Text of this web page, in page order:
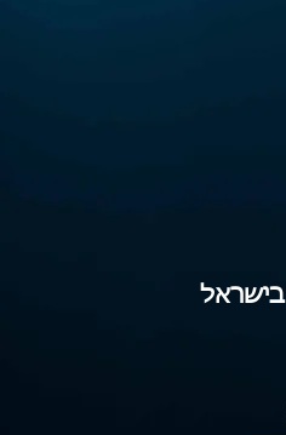
בישראל